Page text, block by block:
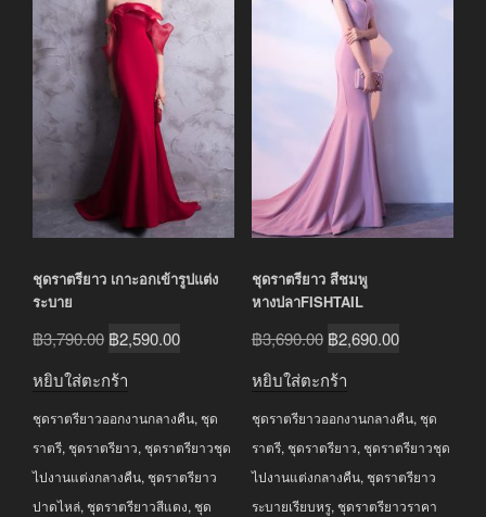
ชุดราตรียาว เกาะอกเข้ารูปแต่ง
ระบาย
฿3,790.00 Original
฿3,790.00.
฿2,590.00Current
฿2,590.00.
หยิบใส่ตะกร้า
ชุดราตรียาวออกงานกลางคืน, ชุด
ราตรี, ชุดราตรียาว, ชุดราตรียาวชุด
ไปงานแต่งกลางคืน, ชุดราตรียาว
ปาดไหล่, ชุดราตรียาวสีแดง, ชุด
ชุดราตรียาว สีชมพู
หางปลาFISHTAIL
฿3,690.00 Original
฿3,690.00.
฿2,690.00Current
฿2,690.00.
หยิบใส่ตะกร้า
ชุดราตรียาวออกงานกลางคืน, ชุด
ราตรี, ชุดราตรียาว, ชุดราตรียาวชุด
ไปงานแต่งกลางคืน, ชุดราตรียาว
ระบายเรียบหรู, ชุดราตรียาวราคา